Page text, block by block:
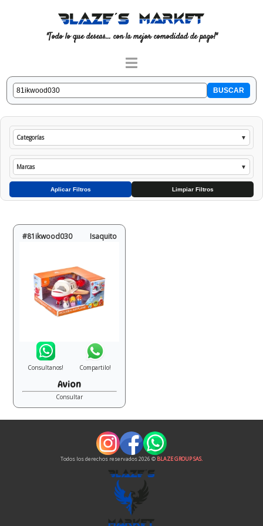
"Todo lo que deseas... con la mejor comodidad de pago!"
Categorías ▼
Marcas ▼
Aplicar Filtros Limpiar Filtros
Isaquito
#81ikwood030
Consultanos! Compartilo!
Avion
Consultar
Todos los derechos reservados 2026 © BLAZE GROUP SAS.